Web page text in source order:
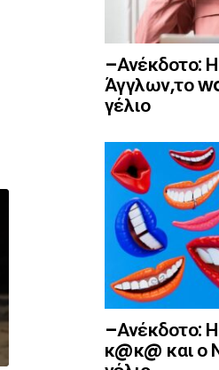
–Ανέκδοτο: Η
Άγγλων,το
γέλιο
–Ανέκδοτο:
κ@κ@ και ο